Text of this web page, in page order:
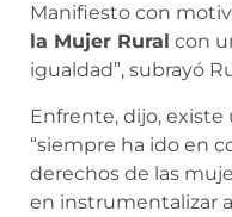
Manifiesto con
la Mujer Rural con
igualdad”, subrayó
Enfrente, dijo,
“siempre ha ido en
derechos de las
en instrumentalizar